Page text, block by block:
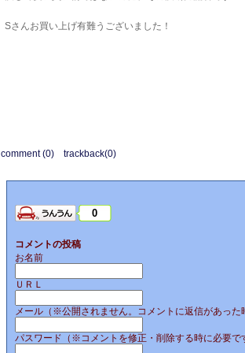
Sさんお買い上げ有難うございました！
comment (0) trackback(0)
0
コメントの投稿
お名前
ＵＲＬ
メール（※公開されません。コメントに返信があった
パスワード（※コメントを修正・削除する時に必要で